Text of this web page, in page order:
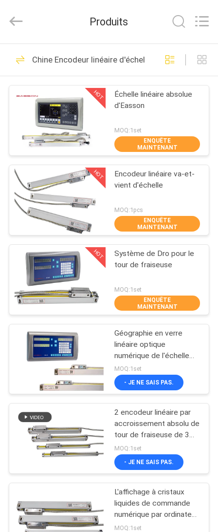
MAISON
PRODUITS
PROPOS
NOUS
VISITE
CONTRÔLE
QUALITÉ
CONTACTEZ-
NOUS
NOUVELLES
PLAN
PRIVACY
POLICY
Technology
Reserved.
Encodeur linéaire
d'échelle
29
Encodeurs linéaires
optiques
31
Encodeur linéaire
d'échelle en verre
Encodeur linéaire
micro
Système de lecture
de Digital
16
Produits
Chine Encodeur linéaire d'échelle
HOT
Échelle linéaire absolue
d'Easson
MOQ:1set
ENQUÊTE
MAINTENANT
HOT
Encodeur linéaire va-et-
vient d'échelle
MOQ:1pcs
ENQUÊTE
MAINTENANT
HOT
Système de Dro pour le
tour de fraiseuse
MOQ:1set
ENQUÊTE
MAINTENANT
Géographie en verre
linéaire optique
numérique de l'échelle
IP65 d'Easson VS21
0.001mm
MOQ:1set
- JE NE SAIS PAS.
2 encodeur linéaire par
accroissement absolu de
tour de fraiseuse de 3
axes
MOQ:1set
- JE NE SAIS PAS.
L'affichage à cristaux
liquides de commande
numérique par ordinateur
de haute précision
MOQ:1set